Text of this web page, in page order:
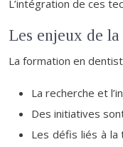
L’intégration de ces
Les enjeux de
La formation en
La recherche et
Des initiatives
Les défis liés à